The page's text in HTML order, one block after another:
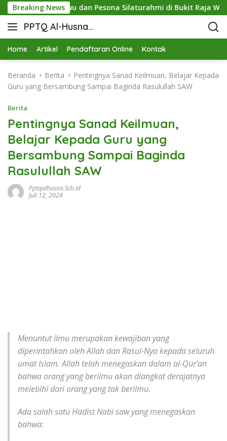
Breaking News
Pringsewu dan Pesona Silaturahmi di Bukit Raja Wali
PPTQ Al-Husna
Bukit Raja Wali
Home Artikel Pendaftaran Online Kontak
Beranda Berita
Pentingnya Sanad Keilmuan, Belajar Kepada
Guru yang Bersambung Sampai Baginda Rasulullah SAW
Berita
Pentingnya Sanad Keilmuan,
Belajar Kepada Guru yang
Bersambung Sampai Baginda
Rasulullah SAW
Pptqalhusna.sch.id
Juli 12, 2024
Menuntut ilmu merupakan kewajiban yang
diperintahkan oleh Allah dan Rasul-Nya kepada seluruh
umat Islam. Allah telah menegaskan dalam al-Qur’an
bahwa orang yang berilmu akan diangkat derajatnya
melebihi dari orang yang tak berilmu.
Ada salah satu Hadist Nabi saw yang menegaskan
bahwa: